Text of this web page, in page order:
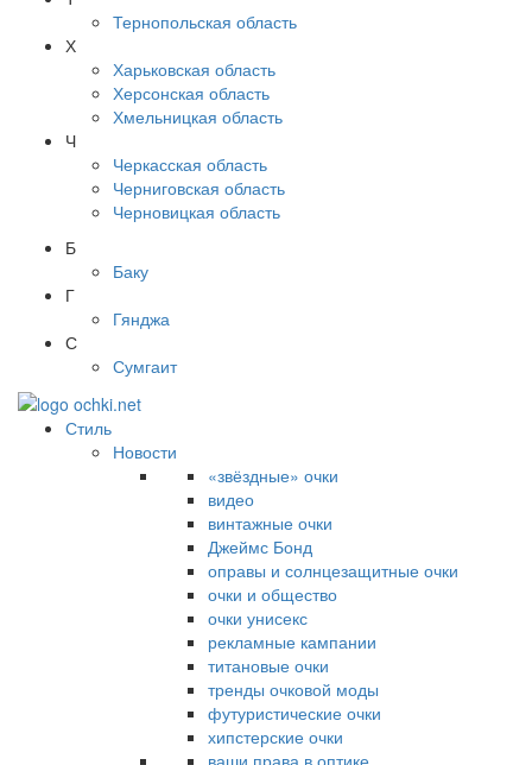
Тернопольская область
Х
Харьковская область
Херсонская область
Хмельницкая область
Ч
Черкасская область
Черниговская область
Черновицкая область
Б
Баку
Г
Гянджа
С
Сумгаит
Стиль
Новости
«звёздные» очки
видео
винтажные очки
Джеймс Бонд
оправы и солнцезащитные очки
очки и общество
очки унисекс
рекламные кампании
титановые очки
тренды очковой моды
футуристические очки
хипстерские очки